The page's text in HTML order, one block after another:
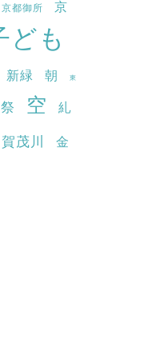
京都御所 京
ども
新緑 朝 東
空 糺
賀茂川 金